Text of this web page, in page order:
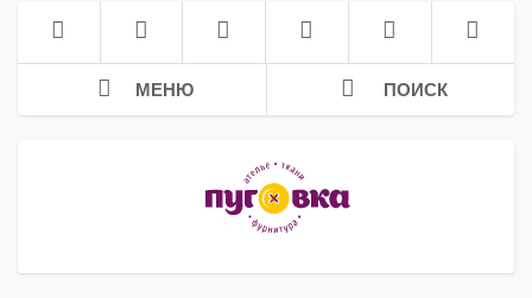
МЕНЮ ПОИСК